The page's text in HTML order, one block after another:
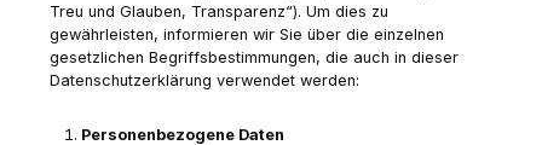
Treu und Glauben, Transparenz“). Um dies zu
gewährleisten, informieren wir Sie über die einzelnen
gesetzlichen Begriffsbestimmungen, die auch in dieser
Datenschutzerklärung verwendet werden:
Personenbezogene Daten